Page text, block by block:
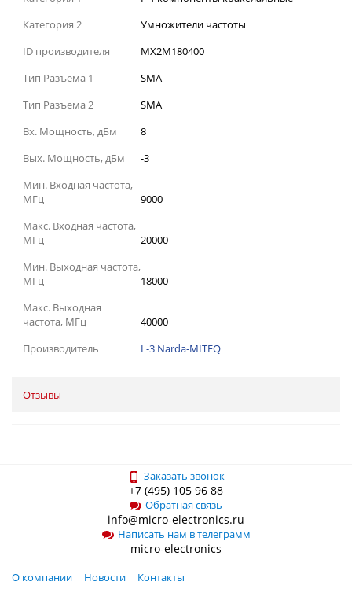
Категория 2
Умножители частоты
ID производителя
MX2M180400
Тип Разъема 1
SMA
Тип Разъема 2
SMA
Вх. Мощность, дБм
8
Вых. Мощность, дБм
-3
Мин. Входная частота,
МГц
9000
Макс. Входная частота,
МГц
20000
Мин. Выходная частота,
МГц
18000
Макс. Выходная
частота, МГц
40000
Производитель
L-3 Narda-MITEQ
Отзывы
Заказать звонок
+7 (495) 105 96 88
Обратная связь
info@micro-electronics.ru
Написать нам в телеграмм
micro-electronics
О компании Новости
Контакты